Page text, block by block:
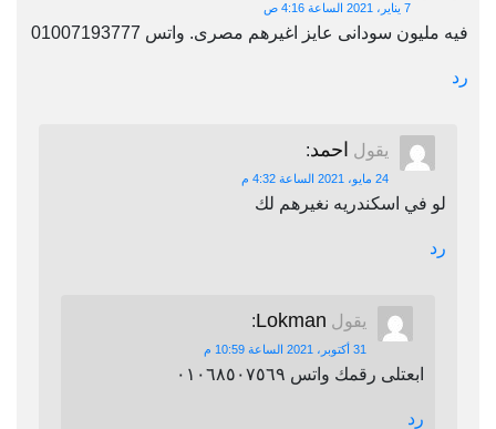
7 يناير، 2021 الساعة 4:16 ص
فيه مليون سودانى عايز اغيرهم مصرى. واتس 01007193777
رد
يقول احمد:
24 مايو، 2021 الساعة 4:32 م
لو في اسكندريه نغيرهم لك
رد
يقول Lokman
:
31 أكتوبر، 2021 الساعة 10:59 م
ابعتلى رقمك واتس ٠١٠٦٨٥٠٧٥٦٩
رد